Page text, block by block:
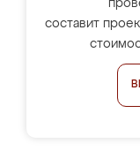
составит